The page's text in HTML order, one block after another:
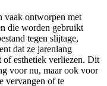
vaak ontworpen met
die worden gebruikt
tegen slijtage,
dat ze jarenlang
of esthetiek verliezen. Dit
voor nu, maar ook voor
vervangen of te